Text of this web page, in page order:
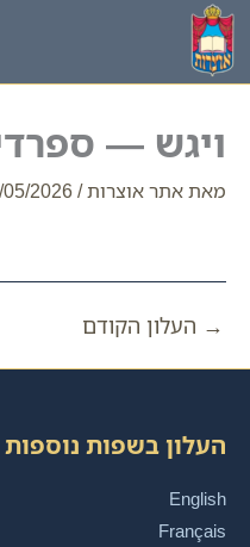
דילוג
לתוכן
ויגש —
מאתאתר אוצרות/
2026
→ העלון הקודם
העלון בשפות נוספות
English
Français